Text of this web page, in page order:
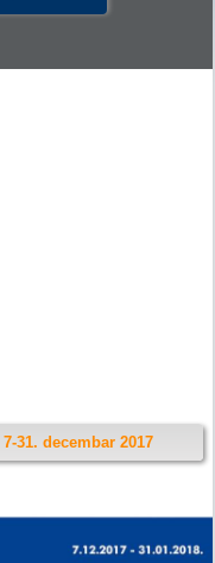
31. decembar 2017